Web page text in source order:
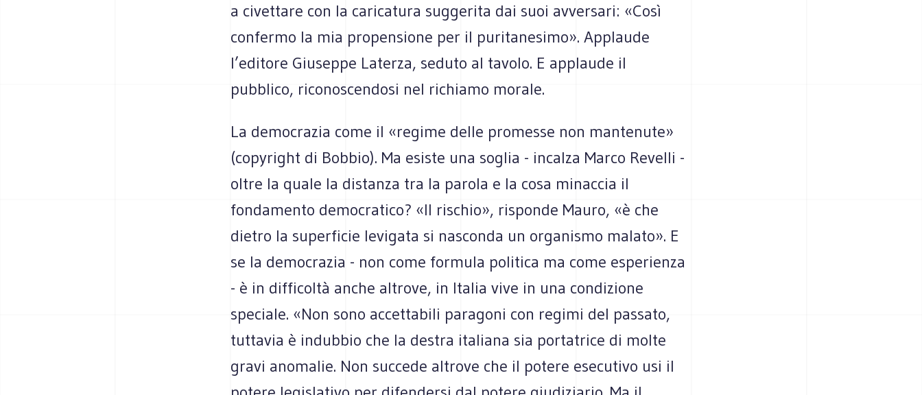
a civettare con la caricatura suggerita dai suoi avversari: «Così
confermo la mia propensione per il puritanesimo». Applaude
l’editore Giuseppe Laterza, seduto al tavolo. E applaude il
pubblico, riconoscendosi nel richiamo morale.
La democrazia come il «regime delle promesse non mantenute»
(copyright di Bobbio). Ma esiste una soglia - incalza Marco Revelli -
oltre la quale la distanza tra la parola e la cosa minaccia il
fondamento democratico? «Il rischio», risponde Mauro, «è che
dietro la superficie levigata si nasconda un organismo malato». E
se la democrazia - non come formula politica ma come esperienza
- è in difficoltà anche altrove, in Italia vive in una condizione
speciale. «Non sono accettabili paragoni con regimi del passato,
tuttavia è indubbio che la destra italiana sia portatrice di molte
gravi anomalie. Non succede altrove che il potere esecutivo usi il